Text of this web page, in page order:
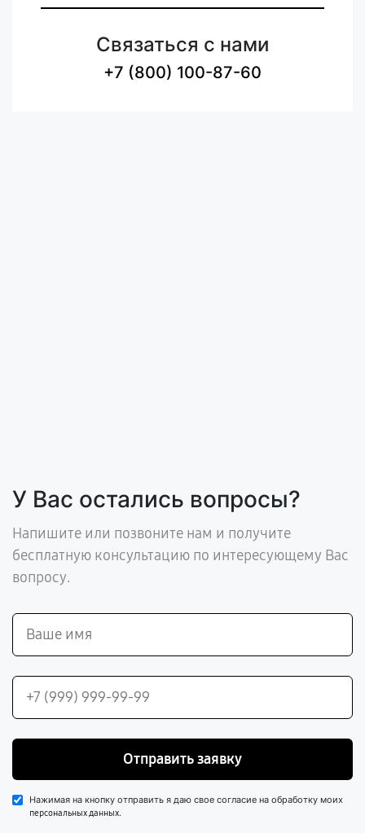
Связаться с нами
+7 (800) 100-87-60
У Вас остались вопросы?
Напишите или позвоните нам и получите
бесплатную консультацию по интересующему Вас
вопросу.
Отправить заявку
Нажимая на кнопку отправить я даю свое согласие на обработку моих
персональных данных.